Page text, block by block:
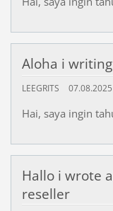
Aloha i
LEEGRITS 07.08.2025
Hai, saya ingin
Hallo i wrote
reseller